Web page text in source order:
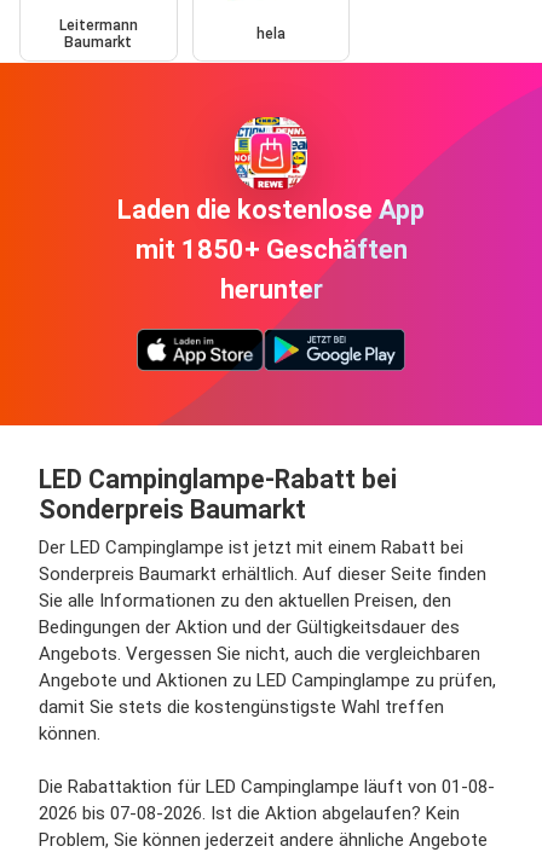
Leitermann
Baumarkt
hela
Laden die kostenlose App
mit 1850+ Geschäften
herunter
LED Campinglampe-Rabatt bei
Sonderpreis Baumarkt
Der LED Campinglampe ist jetzt mit einem Rabatt bei
Sonderpreis Baumarkt erhältlich. Auf dieser Seite finden
Sie alle Informationen zu den aktuellen Preisen, den
Bedingungen der Aktion und der Gültigkeitsdauer des
Angebots. Vergessen Sie nicht, auch die vergleichbaren
Angebote und Aktionen zu LED Campinglampe zu prüfen,
damit Sie stets die kostengünstigste Wahl treffen
können.
Die Rabattaktion für LED Campinglampe läuft von 01-08-
2026 bis 07-08-2026. Ist die Aktion abgelaufen? Kein
Problem, Sie können jederzeit andere ähnliche Angebote